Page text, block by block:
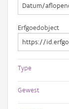
Erfgoedobject
Type
Gewest